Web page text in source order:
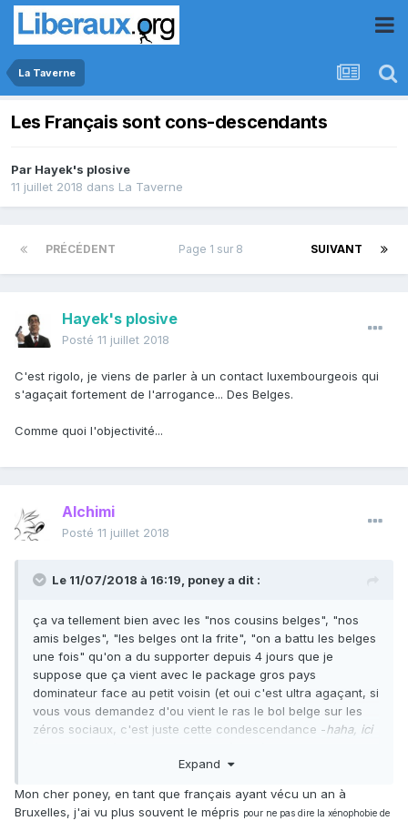
La Taverne
Les Français sont cons-descendants
Par Hayek's plosive
11 juillet 2018 dans La Taverne
PRÉCÉDENT SUIVANT
Page 1 sur 8
Hayek's plosive
Posté 11 juillet 2018
C'est rigolo, je viens de parler à un contact luxembourgeois qui
s'agaçait fortement de l'arrogance... Des Belges.
Comme quoi l'objectivité...
Alchimi
Posté 11 juillet 2018
Le 11/07/2018 à 16:19, poneya dit :
ça va tellement bien avec les "nos cousins belges", "nos
amis belges", "les belges ont la frite", "on a battu les belges
une fois" qu'on a du supporter depuis 4 jours que je
suppose que ça vient avec le package gros pays
dominateur face au petit voisin (et oui c'est ultra agaçant, si
vous vous demandez d'ou vient le ras le bol belge sur les
zéros sociaux, c'est juste cette condescendance -haha, ici
Expand
Mon cher poney, en tant que français ayant vécu un an à
Bruxelles, j'ai vu plus souvent le mépris pour ne pas dire la xénophobie de